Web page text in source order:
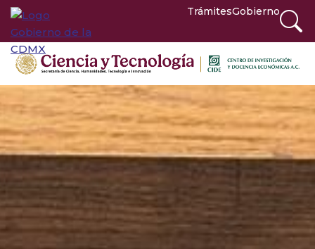
TrámitesGobierno